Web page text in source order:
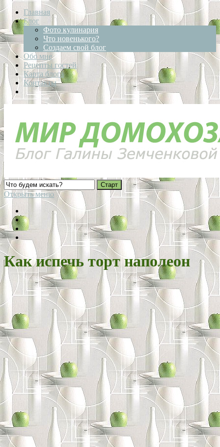
Главная
Блог
Фото кулинария
Что новенького?
Создаем свой блог
Обо мне
Рецепты гостей
Карта блога
Контакты
Открыть меню
Как испечь торт наполеон